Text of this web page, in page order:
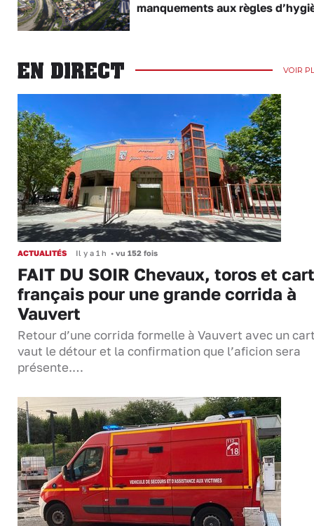
manquements aux règles
EN DIRECT VOIR
ACTUALITÉS Il y a 1 h • vu 152 fois
FAIT DU SOIR Chevaux, toros et
français pour une grande corrida à
Vauvert
Retour d’une corrida formelle à Vauvert avec un
vaut le détour et la confirmation que l’aficion sera
présente.…